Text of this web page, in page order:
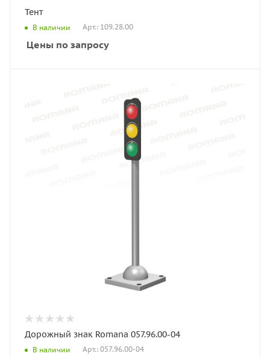
Тент
В наличии Арт.: 109.28.00
Цены по запросу
Дорожный знак Romana 057.96.00-04
В наличии Арт.: 057.96.00-04